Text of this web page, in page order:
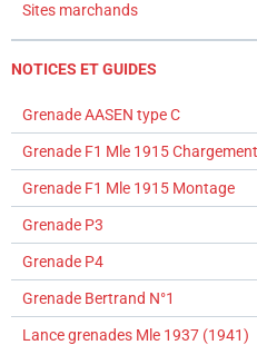
Sites marchands
NOTICES ET GUIDES
Grenade AASEN type C
Grenade F1 Mle 1915 Chargement
Grenade F1 Mle 1915 Montage
Grenade P3
Grenade P4
Grenade Bertrand N°1
Lance grenades Mle 1937 (1941)